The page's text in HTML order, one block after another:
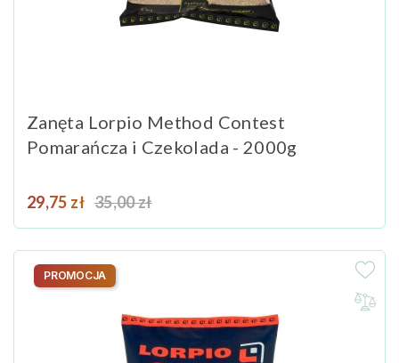
Zanęta Lorpio Method Contest
Pomarańcza i Czekolada - 2000g
Cena
29,75 zł Cena podstawowa
35,00 zł
PROMOCJA